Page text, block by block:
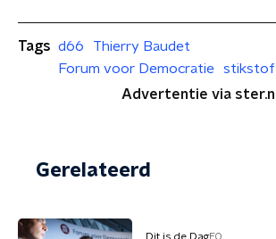
Tags d66
Thierry Baudet
Forum voor Democratie
stikstof
Advertentie via ster.nl
Gerelateerd
Dit is de DagEO